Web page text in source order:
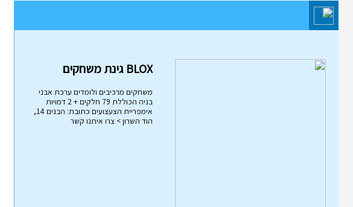
והרכבה
BLOX גינת משחקים
משחקים מרכיבים ולומדים ערכת אבני
בניה הכוללת 79 חלקים + 2 דמויות
אימפריית הצעצועים כתובת: הבנים 14,
הוד השרון > צרו איתנו קשר